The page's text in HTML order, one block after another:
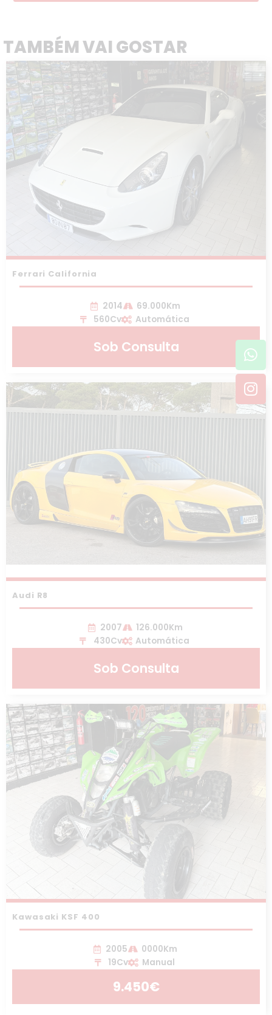
TAMBÉM VAI GOSTAR
Ferrari California
2014
69.000Km
560Cv
Automática
Sob Consulta
Audi R8
2007
126.000Km
430Cv
Automática
Sob Consulta
Kawasaki KSF 400
2005
0000Km
19Cv
Manual
9.450€